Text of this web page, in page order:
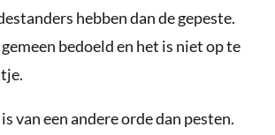
hebben dan de gepeste.
bedoeld en het is niet op te
van een andere orde dan pesten.